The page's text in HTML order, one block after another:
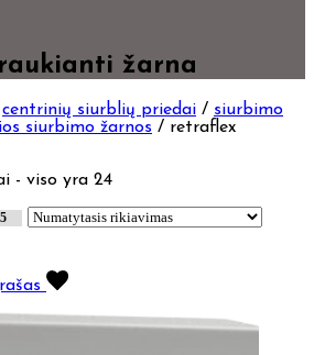
žarna
centrinių siurblių priedai / siurbimo
siurbimo žarnos / retraflex
- viso yra 24